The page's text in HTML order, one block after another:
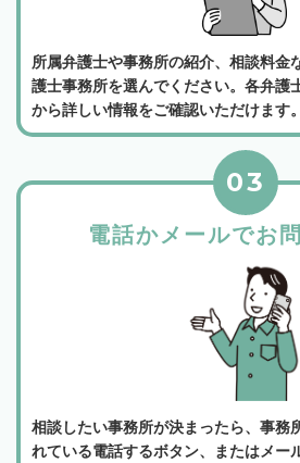
所属弁護士や事務所の紹介、相談料金
護士事務所を選んでください。各弁護
から詳しい情報をご確認いただけます。
電話かメールでお
03
相談したい事務所が決まったら、事務
れている電話するボタン、またはメー